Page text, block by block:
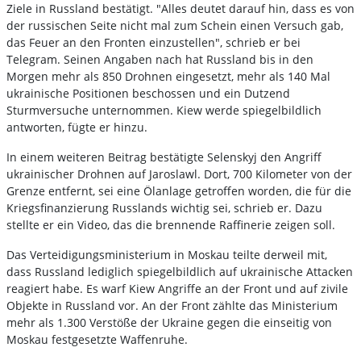
Ziele in Russland bestätigt. "Alles deutet darauf hin, dass es von
der russischen Seite nicht mal zum Schein einen Versuch gab,
das Feuer an den Fronten einzustellen", schrieb er bei
Telegram. Seinen Angaben nach hat Russland bis in den
Morgen mehr als 850 Drohnen eingesetzt, mehr als 140 Mal
ukrainische Positionen beschossen und ein Dutzend
Sturmversuche unternommen. Kiew werde spiegelbildlich
antworten, fügte er hinzu.
In einem weiteren Beitrag bestätigte Selenskyj den Angriff
ukrainischer Drohnen auf Jaroslawl. Dort, 700 Kilometer von der
Grenze entfernt, sei eine Ölanlage getroffen worden, die für die
Kriegsfinanzierung Russlands wichtig sei, schrieb er. Dazu
stellte er ein Video, das die brennende Raffinerie zeigen soll.
Das Verteidigungsministerium in Moskau teilte derweil mit,
dass Russland lediglich spiegelbildlich auf ukrainische Attacken
reagiert habe. Es warf Kiew Angriffe an der Front und auf zivile
Objekte in Russland vor. An der Front zählte das Ministerium
mehr als 1.300 Verstöße der Ukraine gegen die einseitig von
Moskau festgesetzte Waffenruhe.